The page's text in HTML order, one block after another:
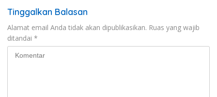
Tinggalkan Balasan
Alamat email Anda tidak akan dipublikasikan. Ruas yang wajib
ditandai *